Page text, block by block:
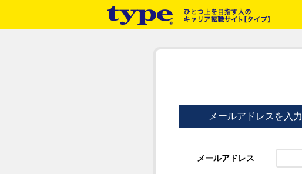
メールアドレスを入力
メールアドレス